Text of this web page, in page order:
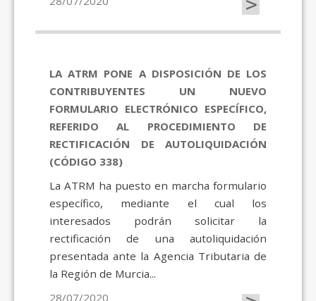
LA ATRM PONE A DISPOSICIÓN DE LOS
CONTRIBUYENTES UN NUEVO
FORMULARIO ELECTRÓNICO ESPECÍFICO,
REFERIDO AL PROCEDIMIENTO DE
RECTIFICACIÓN DE AUTOLIQUIDACIÓN
(CÓDIGO 338)
La ATRM ha puesto en marcha formulario
específico, mediante el cual los
interesados podrán solicitar la
rectificación de una autoliquidación
presentada ante la Agencia Tributaria de
la Región de Murcia...
28/07/2020